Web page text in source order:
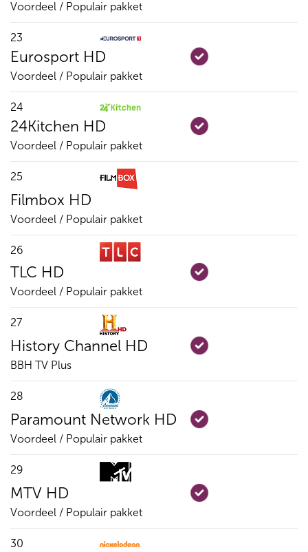
Voordeel / Populair pakket
23
Eurosport HD
Voordeel / Populair pakket
24
24Kitchen HD
Voordeel / Populair pakket
25
Filmbox HD
Voordeel / Populair pakket
26
TLC HD
Voordeel / Populair pakket
27
History Channel HD
BBH TV Plus
28
Paramount Network HD
Voordeel / Populair pakket
29
MTV HD
Voordeel / Populair pakket
30